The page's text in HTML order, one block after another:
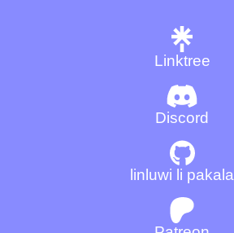
Discord
Linktree
linluwi li pakala